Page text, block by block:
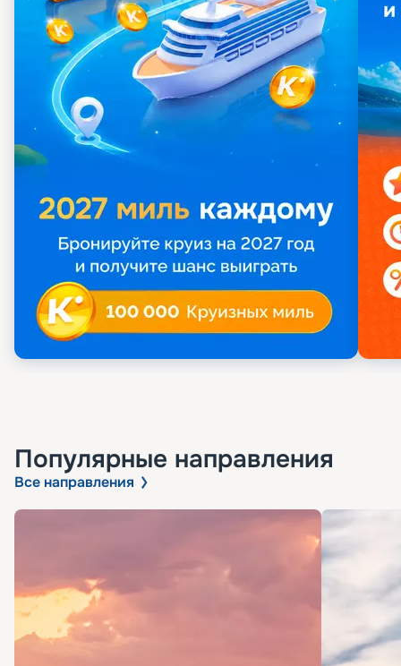
Популярные направления
Все направления